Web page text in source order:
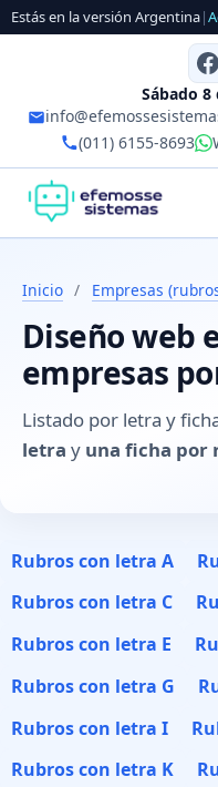
Estás en la versión Argentina|
Sábado 8
(011) 6155-8693
Inicio / Empresas
Diseño web
empresas
Listado por letra y
letra y una ficha por
Rubros con letra A
Rubros con letra C
Rubros con letra E
Rubros con letra G
Rubros con letra I
Rubros con letra K